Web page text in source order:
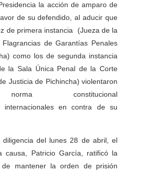
la acción de amparo de
de su defendido, al aducir que
de primera instancia (Jueza de la
Flagrancias de Garantías Penales
como los de segunda instancia
la Sala Única Penal de la Corte
Justicia de Pichincha) violentaron
constitucional
internacionales en contra de su
diligencia del lunes 28 de abril, el
causa, Patricio García, ratificó la
de mantener la orden de prisión